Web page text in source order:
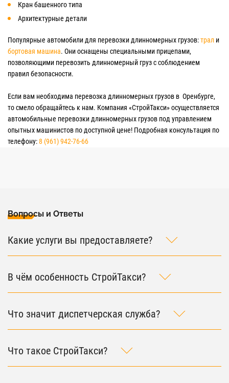
Кран башенного типа
Архитектурные детали
Популярные автомобили для перевозки длинномерных грузов:трал и
бортовая машина. Они оснащены специальными прицепами,
позволяющими перевозить длинномерный груз с соблюдением
правил безопасности.
Если вам необходима перевозка длинномерных грузов в Оренбурге,
то смело обращайтесь к нам. Компания «СтройТакси» осуществляется
автомобильные перевозки длинномерных грузов под управлением
опытных машинистов по доступной цене! Подробная консультация по
телефону:8 (961) 942-76-66
Вопросы и Ответы
Какие услуги вы предоставляете?
В чём особенность СтройТакси?
Что значит диспетчерская служба?
Что такое СтройТакси?